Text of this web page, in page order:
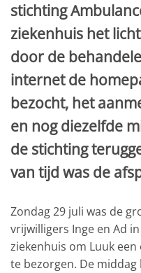
stichting
ziekenhuis het
door de
internet de
bezocht, het
en nog diezelfde
de stichting
van tijd was de
Zondag 29 juli was de
vrijwilligers Inge en Ad
ziekenhuis om Luuk
te bezorgen. De